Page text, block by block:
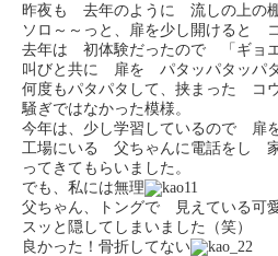
昨夜も 去年のように 流しの上の棚
ソロ～～っと、扉を少し開けると
去年は 初体験だったので 「ギョ
叫びと共に 扉を パタッパタッパ
何度もパタパタして、挟まった コ
騒ぎではなかった模様。
今年は、少し学習しているので 扉
工場にいる 父ちゃんに電話をし
ってきてもらいました。
でも、私には無理
父ちゃん、トングで 見えている
スッと隠してしまいました（笑）
良かった！骨折してない